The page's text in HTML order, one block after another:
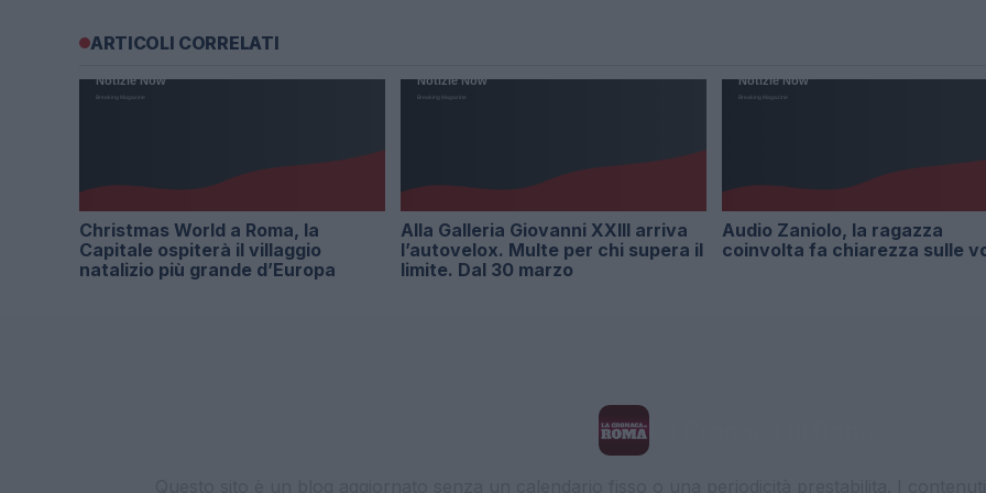
ARTICOLI CORRELATI
Christmas World a Roma, la
Capitale ospiterà il villaggio
natalizio più grande d’Europa
Alla Galleria Giovanni XXIII arriva
l’autovelox. Multe per chi supera il
limite. Dal 30 marzo
Audio Zaniolo, la ragazza
coinvolta fa chiarezza sulle